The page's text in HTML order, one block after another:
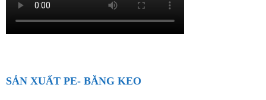
SẢN XUẤT PE- BĂNG KEO